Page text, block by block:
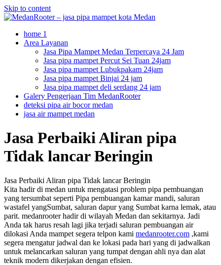
Skip to content
home 1
Area Layanan
Jasa Pipa Mampet Medan Terpercaya 24 Jam
Jasa pipa mampet Percut Sei Tuan 24jam
Jasa pipa mampet Lubukpakam 24jam
Jasa pipa mampet Binjai 24 jam
Jasa pipa mampet deli serdang 24 jam
Galery Pengerjaan Tim MedanRooter
deteksi pipa air bocor medan
jasa air mampet medan
Jasa Perbaiki Aliran pipa
Tidak lancar Beringin
Jasa Perbaiki Aliran pipa Tidak lancar Beringin
Kita hadir di medan untuk mengatasi problem pipa pembuangan
yang tersumbat seperti Pipa pembuangan kamar mandi, saluran
wastafel yangSumbat, saluran dapur yang Sumbat karna lemak, atau
parit. medanrooter hadir di wilayah Medan dan sekitarnya. Jadi
Anda tak harus resah lagi jika terjadi saluran pembuangan air
dilokasi Anda mampet segera telpon kami medanrooter.com ,kami
segera mengatur jadwal dan ke lokasi pada hari yang di jadwalkan
untuk melancarkan saluran yang tumpat dengan ahli nya dan alat
teknik modern dikerjakan dengan efisien.